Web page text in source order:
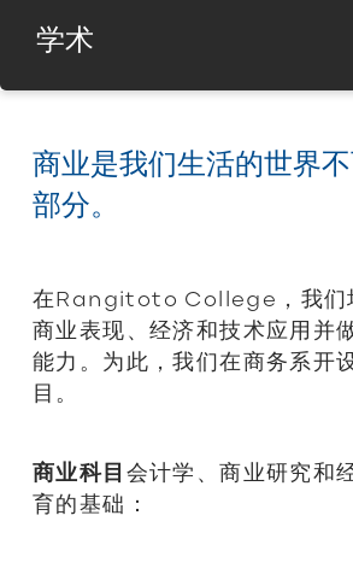
学术
商业是我们生活的世界
部分。
在Rangitoto College，我们
商业表现、经济和技术应用并
能力。为此，我们在商务系开
目。
商业科目 会计学、商业研究和
育的基础：